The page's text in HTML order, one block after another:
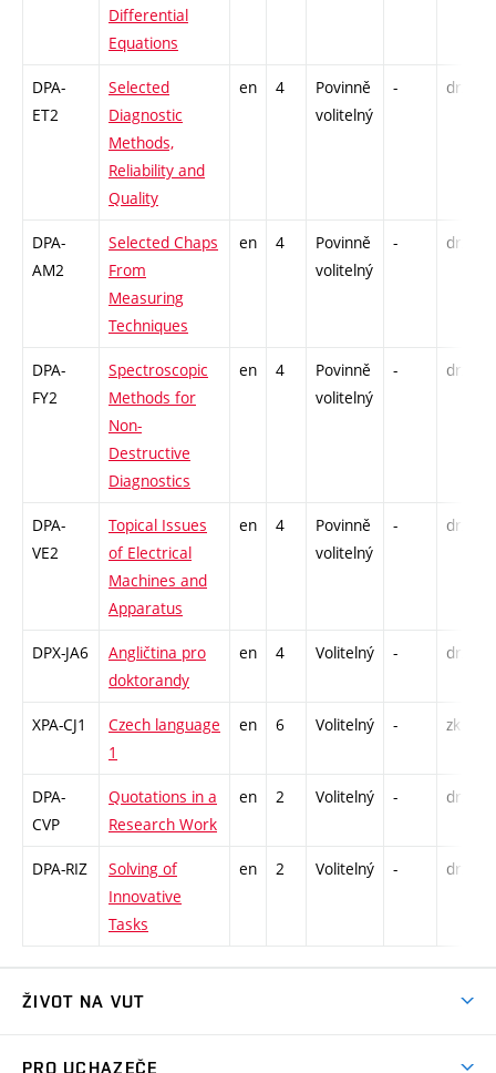
Differential
Equations
DPA-
ET2
Selected
Diagnostic
Methods,
Reliability and
Quality
en 4
Povinně
volitelný
- drzk
DPA-
AM2
Selected Chaps
From
Measuring
Techniques
en 4
Povinně
volitelný
- drzk
DPA-
FY2
Spectroscopic
Methods for
Non-
Destructive
Diagnostics
en 4
Povinně
volitelný
- drzk
DPA-
VE2
Topical Issues
of Electrical
Machines and
Apparatus
en 4
Povinně
volitelný
- drzk
DPX-JA6
Angličtina pro
doktorandy
en 4 Volitelný - drzk
XPA-CJ1
Czech language
1
en 6 Volitelný - zk
DPA-
CVP
Quotations in a
Research Work
en 2 Volitelný - drzk
DPA-RIZ
Solving of
Innovative
Tasks
en 2 Volitelný - drzk
ŽIVOT NA VUT
PRO UCHAZEČE